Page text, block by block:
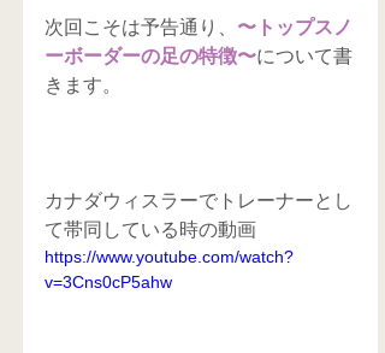
次回こそは予告通り、 〜トップスノ
ーボーダーの足の特徴〜について書
きます。
カナダウィスラーでトレーナーとし
て帯同している時の動画
https://www.youtube.com/watch?
v=3Cns0cP5ahw